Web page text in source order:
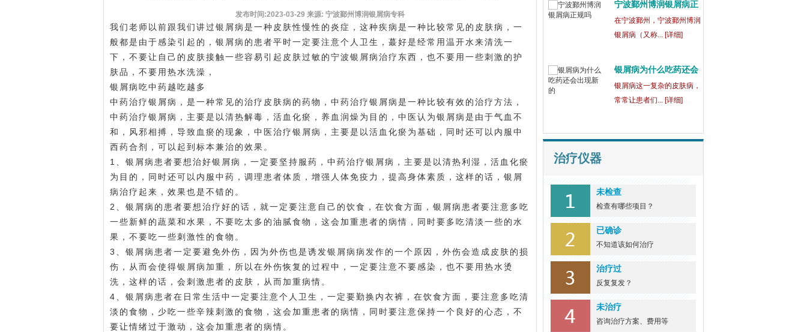
发布时间:2023-03-29 来源: 宁波鄞州博润银屑病专科
我们老师以前跟我们讲过银屑病是一种皮肤性慢性的炎症，这种疾病是一种比较常见的皮肤病，一
般都是由于感染引起的，银屑病的患者平时一定要注意个人卫生，蕞好是经常用温开水来清洗一
下，不要让自己的皮肤接触一些容易引起皮肤过敏的宁波银屑病治疗 东西，也不要用一些刺激的护
肤品，不要用热水洗澡，
银屑病吃中药越吃越多
中药治疗银屑病，是一种常见的治疗皮肤病的药物，中药治疗银屑病是一种比较有效的治疗方法，
中药治疗银屑病，主要是以清热解毒，活血化瘀，养血润燥为目的，中医认为银屑病是由于气血不
和，风邪相搏，导致血瘀的现象，中医治疗银屑病，主要是以活血化瘀为基础，同时还可以内服中
西药合剂，可以起到标本兼治的效果。
1、银屑病患者要想治好银屑病，一定要坚持服药，中药治疗银屑病，主要是以清热利湿，活血化瘀
为目的，同时还可以内服中药，调理患者体质，增强人体免疫力，提高身体素质，这样的话，银屑
病治疗起来，效果也是不错的。
2、银屑病的患者要想治疗好的话，就一定要注意自己的饮食，在饮食方面，银屑病患者要注意多吃
一些新鲜的蔬菜和水果，不要吃太多的油腻食物，这会加重患者的病情，同时要多吃清淡一些的水
果，不要吃一些刺激性的食物。
3、银屑病患者一定要避免外伤，因为外伤也是诱发银屑病病发作的一个原因，外伤会造成皮肤的损
伤，从而会使得银屑病加重，所以在外伤恢复的过程中，一定要注意不要感染，也不要用热水烫
洗，这样的话，会刺激患者的皮肤，从而加重病情。
4、银屑病患者在日常生活中一定要注意个人卫生，一定要勤换内衣裤，在饮食方面，要注意多吃清
淡的食物，少吃一些辛辣刺激的食物，这会加重患者的病情，同时要注意保持一个良好的心态，不
要让情绪过于激动，这会加重患者的病情。
宁波鄞州博润银屑病正
在宁波鄞州，宁波鄞州博润
银屑病（又称... [详细]
银屑病为什么吃药还会
银屑病这一复杂的皮肤病，
常常让患者们... [详细]
野生土大黄可以治疗牛
皮
野菊花的功效对牛皮癣
有
见的植物，自... [详细]
治疗仪器
未检查
检查有哪些项目？
已确诊
不知道该如何治疗
治疗过
反复复发？
未治疗
咨询治疗方案、费用等